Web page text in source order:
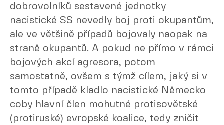
dobrovolníků sestavené jednotky
nacistické SS nevedly boj proti okupantům,
ale ve většině případů bojovaly naopak na
straně okupantů. A pokud ne přímo v rámci
bojových akcí agresora, potom
samostatně, ovšem s týmž cílem, jaký si v
tomto případě kladlo nacistické Německo
coby hlavní člen mohutné protisovětské
(protiruské) evropské koalice, tedy zničit